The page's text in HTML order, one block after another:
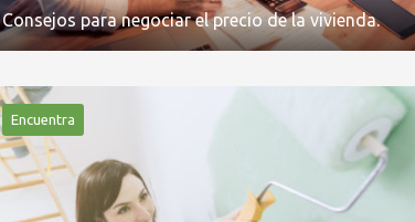
Consejos para negociar el precio de la vivienda.
Encuentra